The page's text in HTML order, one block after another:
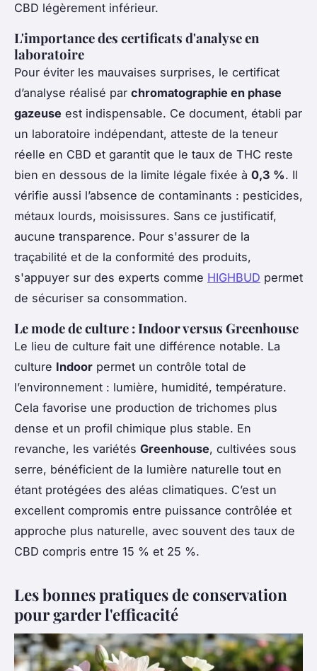
CBD légèrement inférieur.
L'importance des certificats d'analyse en
laboratoire
Pour éviter les mauvaises surprises, le certificat
d’analyse réalisé par chromatographie en phase
gazeuse est indispensable. Ce document, établi par
un laboratoire indépendant, atteste de la teneur
réelle en CBD et garantit que le taux de THC reste
bien en dessous de la limite légale fixée à 0,3 %. Il
vérifie aussi l’absence de contaminants : pesticides,
métaux lourds, moisissures. Sans ce justificatif,
aucune transparence. Pour s'assurer de la
traçabilité et de la conformité des produits,
s'appuyer sur des experts comme HIGHBUD permet
de sécuriser sa consommation.
Le mode de culture : Indoor versus Greenhouse
Le lieu de culture fait une différence notable. La
culture Indoor permet un contrôle total de
l’environnement : lumière, humidité, température.
Cela favorise une production de trichomes plus
dense et un profil chimique plus stable. En
revanche, les variétés Greenhouse, cultivées sous
serre, bénéficient de la lumière naturelle tout en
étant protégées des aléas climatiques. C’est un
excellent compromis entre puissance contrôlée et
approche plus naturelle, avec souvent des taux de
CBD compris entre 15 % et 25 %.
Les bonnes pratiques de conservation
pour garder l'efficacité